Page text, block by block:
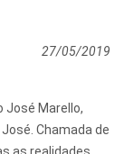
27/05/2019
José Marello,
Chamada de